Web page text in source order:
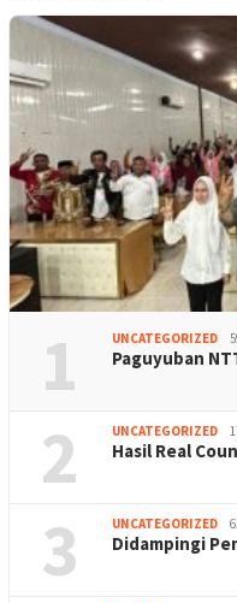
1 UNCATEGORIZED
Paguyuban
2 UNCATEGORIZED
Hasil Real
3 UNCATEGORIZED
Didampingi